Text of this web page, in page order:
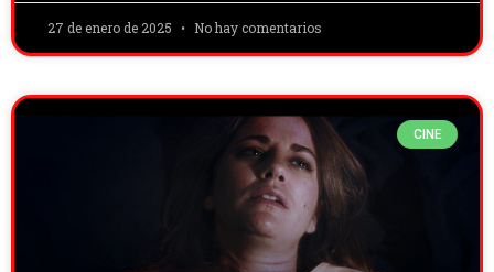
27 de enero de 2025 No hay comentarios
CINE